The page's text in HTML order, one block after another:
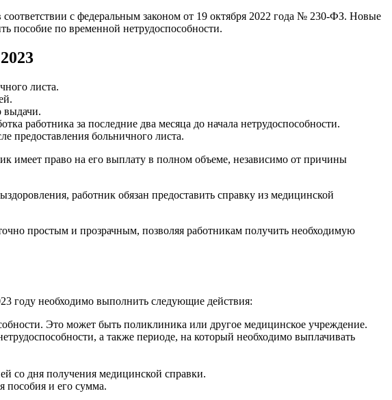
с федеральным законом от 19 октября 2022 года № 230-ФЗ. Новые
пособие по временной нетрудоспособности.
листа.
выдачи.
работника за последние два месяца до начала нетрудоспособности.
предоставления больничного листа.
имеет право на его выплату в полном объеме, независимо от причины
работник обязан предоставить справку из медицинской
простым и прозрачным, позволяя работникам получить необходимую
году необходимо выполнить следующие действия:
Это может быть поликлиника или другое медицинское учреждение.
а также периоде, на который необходимо выплачивать
со дня получения медицинской справки.
пособия и его сумма.